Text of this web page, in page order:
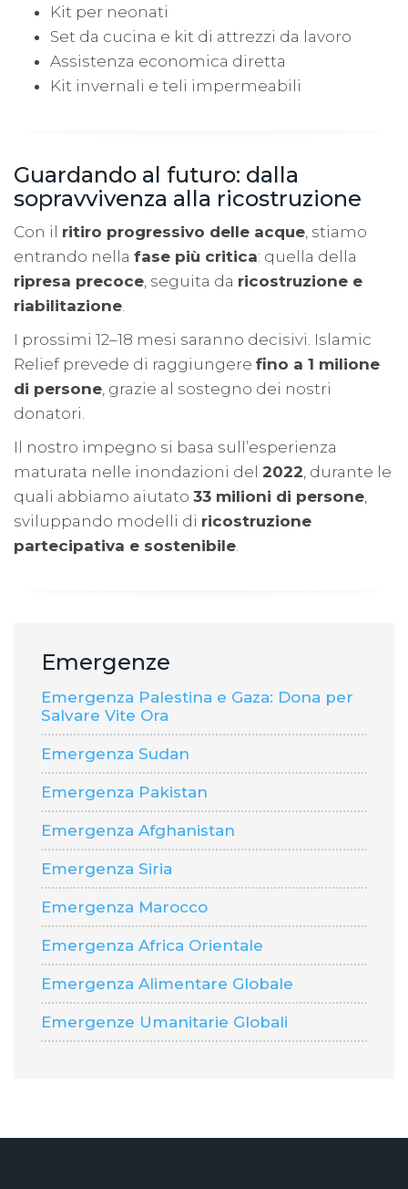
Kit per neonati
Set da cucina e kit di attrezzi da lavoro
Assistenza economica diretta
Kit invernali e teli impermeabili
Guardando al futuro: dalla
sopravvivenza alla ricostruzione
Con il ritiro progressivo delle acque , stiamo
entrando nella fase più critica: quella della
ripresa precoce , seguita da ricostruzione e
riabilitazione
I prossimi 12–18 mesi saranno decisivi. Islamic
Relief prevede di raggiungere fino a 1 milione
di persone , grazie al sostegno dei nostri
donatori.
Il nostro impegno si basa sull’esperienza
maturata nelle inondazioni del 2022 , durante le
quali abbiamo aiutato 33 milioni di persone
sviluppando modelli di ricostruzione
partecipativa e sostenibile
Emergenze
Emergenza Palestina e Gaza: Dona per
Salvare Vite Ora
Emergenza Sudan
Emergenza Pakistan
Emergenza Afghanistan
Emergenza Siria
Emergenza Marocco
Emergenza Africa Orientale
Emergenza Alimentare Globale
Emergenze Umanitarie Globali